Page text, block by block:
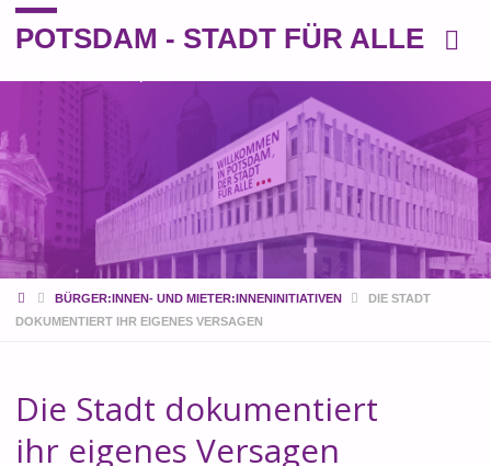
POTSDAM - STADT FÜR ALLE
STARTBÜRGER:INNEN- UND MIETER:INNENINITIATIVEN
DIE STADT
DOKUMENTIERT IHR EIGENES VERSAGEN
Die Stadt dokumentiert
ihr eigenes Versagen